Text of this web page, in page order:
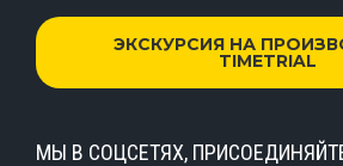
ЭКСКУРСИЯ НА
TIMETRIAL
МЫ В СОЦСЕТЯХ,